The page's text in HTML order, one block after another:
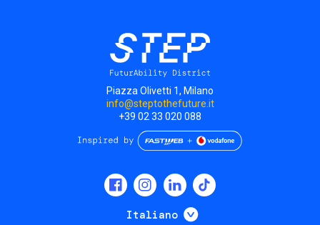
Piazza Olivetti 1, Milano
info@steptothefuture.it
+39 02 33 020 088
Italiano Mostra ulteriori